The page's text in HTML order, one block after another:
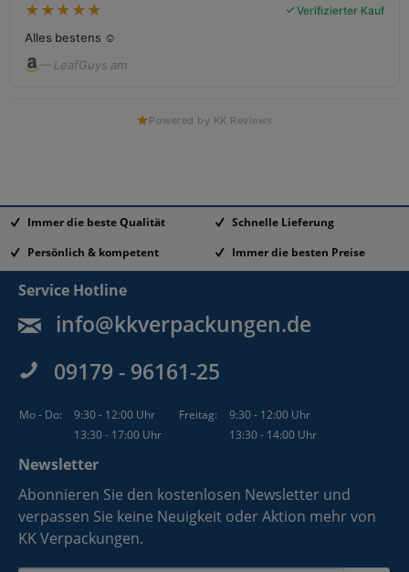
★ ★ ★ ★ ★ Verifizierter Kauf
Alles bestens ☺️
— LeafGuys am
Powered by KK Reviews
Immer die beste Qualität
Schnelle Lieferung
Persönlich & kompetent
Immer die besten Preise
Service Hotline
info@kkverpackungen.de
09179 - 96161-25
Mo - Do: 9:30 - 12:00 Uhr Freitag:
9:30 - 12:00 Uhr
13:30 - 17:00 Uhr
13:30 - 14:00 Uhr
Newsletter
Abonnieren Sie den kostenlosen Newsletter und
verpassen Sie keine Neuigkeit oder Aktion mehr von
KK Verpackungen.